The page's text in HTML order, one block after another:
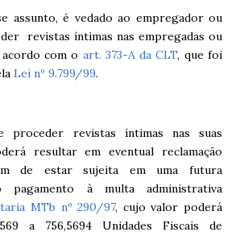
assunto, é vedado ao empregador ou
revistas íntimas nas empregadas ou
com o art. 373-A da CLT, que foi
Lei nº 9.799/99.
proceder revistas íntimas nas suas
resultar em eventual reclamação
de estar sujeita em uma futura
pagamento à multa administrativa
MTb nº 290/97, cujo valor poderá
a 756,5694 Unidades Fiscais de